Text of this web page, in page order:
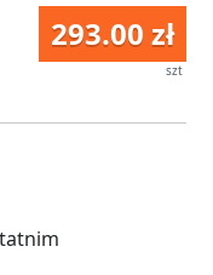
293.00 zł
szt